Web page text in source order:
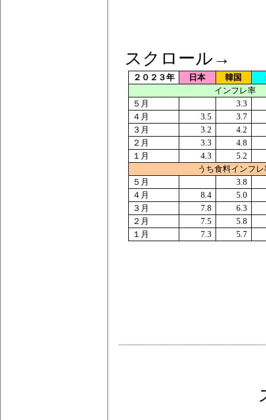
スクロール→
２０２３年 日本 韓国
インフレ率
５月
3.3
４月
3.5
3.7
３月
3.2
4.2
２月
3.3
4.8
１月
4.3
5.2
うち食料インフレ
５月
3.8
４月
8.4
5.0
３月
7.8
6.3
２月
7.5
5.8
１月
7.3 5.7